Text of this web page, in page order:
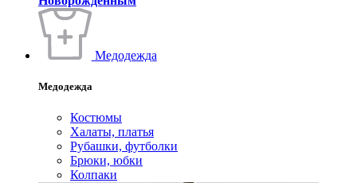
Медодежда
Медодежда
Костюмы
Халаты, платья
Рубашки, футболки
Брюки, юбки
Колпаки